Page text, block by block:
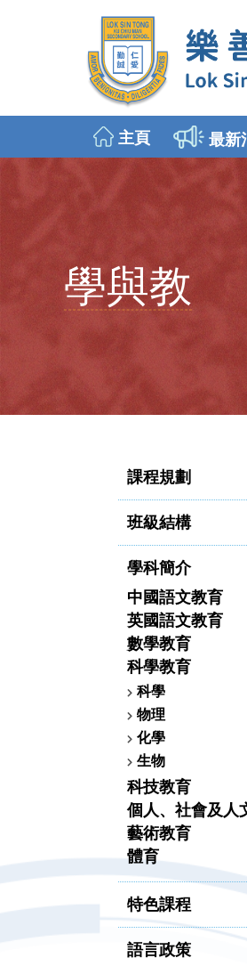
主頁 最新
學與教
課程規劃
班級結構
學科簡介
中國語文教育
英國語文教育
數學教育
科學教育
科學
物理
化學
生物
科技教育
個人、社會及人
藝術教育
體育
特色課程
語言政策